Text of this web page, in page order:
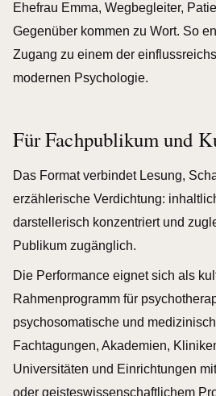
Ehefrau Emma, Wegbegleiter,
Gegenüber kommen zu Wort. So
Zugang zu einem der
modernen Psychologie.
Für Fachpublikum und
Das Format verbindet Lesung,
erzählerische Verdichtung:
darstellerisch konzentriert und
Publikum zugänglich.
Die Performance eignet sich als
Rahmenprogramm für
psychosomatische und
Fachtagungen, Akademien,
Universitäten und Einrichtungen
oder geisteswissenschaftlichem